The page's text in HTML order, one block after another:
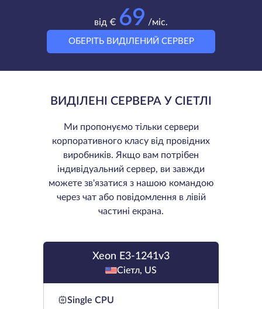
від € 69 /міс.
ОБЕРІТЬ ВИДІЛЕНИЙ СЕРВЕР
ВИДІЛЕНІ СЕРВЕРА У СІЕТЛІ
Ми пропонуємо тільки сервери
корпоративного класу від провідних
виробників. Якщо вам потрібен
індивідуальний сервер, ви завжди
можете зв'язатися з нашою командою
через чат або повідомлення в лівій
частині екрана.
Xeon E3-1241v3
Сіетл, US
Single CPU